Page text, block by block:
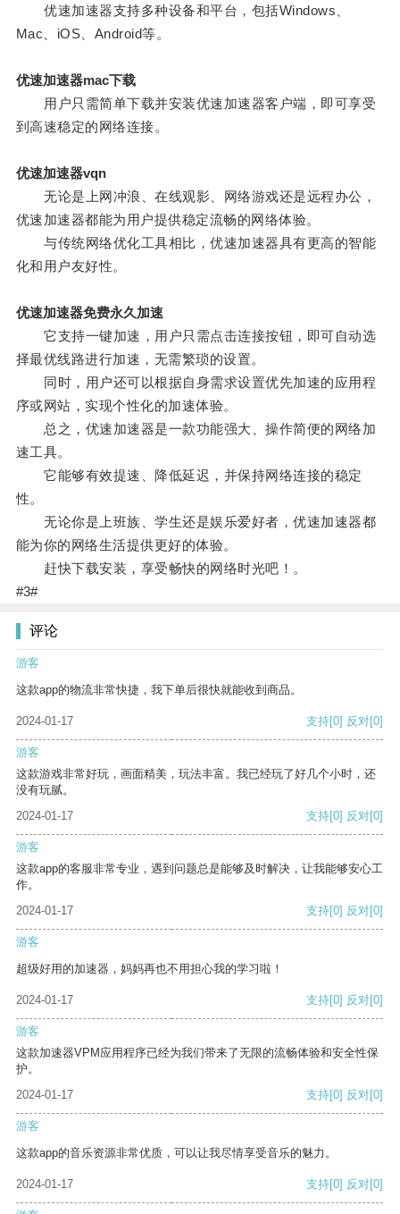
优速加速器支持多种设备和平台，包括Windows、
Mac、iOS、Android等。
优速加速器mac下载
用户只需简单下载并安装优速加速器客户端，即可享受
到高速稳定的网络连接。
优速加速器vqn
无论是上网冲浪、在线观影、网络游戏还是远程办公，
优速加速器都能为用户提供稳定流畅的网络体验。
与传统网络优化工具相比，优速加速器具有更高的智能
化和用户友好性。
优速加速器免费永久加速
它支持一键加速，用户只需点击连接按钮，即可自动选
择最优线路进行加速，无需繁琐的设置。
同时，用户还可以根据自身需求设置优先加速的应用程
序或网站，实现个性化的加速体验。
总之，优速加速器是一款功能强大、操作简便的网络加
速工具。
它能够有效提速、降低延迟，并保持网络连接的稳定
性。
无论你是上班族、学生还是娱乐爱好者，优速加速器都
能为你的网络生活提供更好的体验。
赶快下载安装，享受畅快的网络时光吧！。
#3#
评论
游客
这款app的物流非常快捷，我下单后很快就能收到商品。
2024-01-17 支持[0] 反对[0]
游客
这款游戏非常好玩，画面精美，玩法丰富。我已经玩了好几个小时，还
没有玩腻。
2024-01-17
支持[0] 反对[0]
游客
这款app的客服非常专业，遇到问题总是能够及时解决，让我能够安心工
作。
2024-01-17
支持[0] 反对[0]
游客
超级好用的加速器，妈妈再也不用担心我的学习啦！
2024-01-17 支持[0] 反对[0]
游客
这款加速器VPM应用程序已经为我们带来了无限的流畅体验和安全性保
护。
2024-01-17
支持[0] 反对[0]
游客
这款app的音乐资源非常优质，可以让我尽情享受音乐的魅力。
2024-01-17 支持[0] 反对[0]